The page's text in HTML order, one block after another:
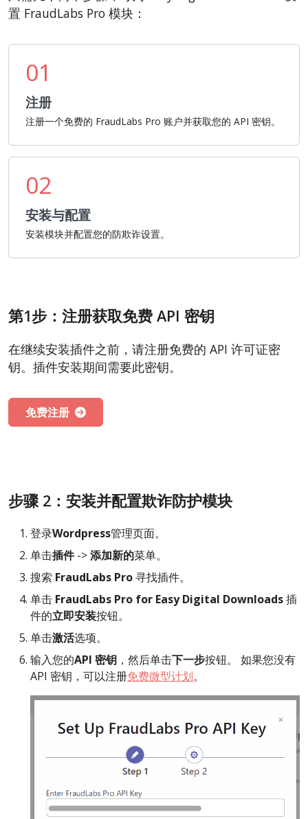
置 FraudLabs Pro 模块：
01
注册
注册一个免费的 FraudLabs Pro 账户并获取您的 API 密钥。
02
安装与配置
安装模块并配置您的防欺诈设置。
第1步：注册获取免费 API 密钥
在继续安装插件之前，请注册免费的 API 许可证密
钥。插件安装期间需要此密钥。
免费注册
步骤 2：安装并配置欺诈防护模块
登录Wordpress管理页面。
单击插件->添加新的菜单。
搜索 FraudLabs Pro寻找插件。
单击 FraudLabs Pro for Easy Digital Downloads插
件的立即安装按钮。
单击激活选项。
输入您的API 密钥 ，然后单击下一步按钮。 如果您没有
API 密钥，可以注册免费微型计划。